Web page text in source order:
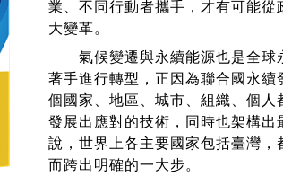
業、不同行動者攜手，才有可能
大變革。
氣候變遷與永續能源也是全球
著手進行轉型，正因為聯合國永
個國家、地區、城市、組織、個人
發展出應對的技術，同時也架構
說，世界上各主要國家包括臺灣，
而跨出明確的一大步。